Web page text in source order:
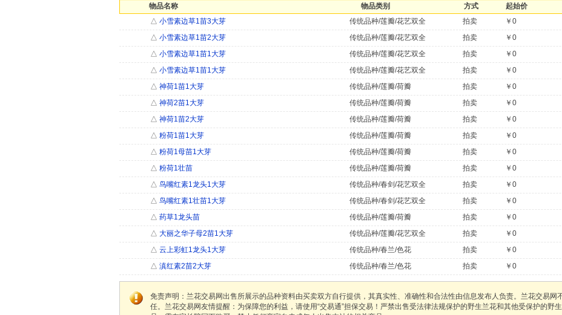
物品名称 物品类别 方式 起始价
△ 小雪素边草1苗3大芽 传统品种/莲瓣/花艺双全 拍卖 ￥0
△ 小雪素边草1苗2大芽 传统品种/莲瓣/花艺双全 拍卖 ￥0
△ 小雪素边草1苗1大芽 传统品种/莲瓣/花艺双全 拍卖 ￥0
△ 小雪素边草1苗1大芽 传统品种/莲瓣/花艺双全 拍卖 ￥0
△ 神荷1苗1大芽 传统品种/莲瓣/荷瓣 拍卖 ￥0
△ 神荷2苗1大芽 传统品种/莲瓣/荷瓣 拍卖 ￥0
△ 神荷1苗2大芽 传统品种/莲瓣/荷瓣 拍卖 ￥0
△ 粉荷1苗1大芽 传统品种/莲瓣/荷瓣 拍卖 ￥0
△ 粉荷1母苗1大芽 传统品种/莲瓣/荷瓣 拍卖 ￥0
△ 粉荷1壮苗 传统品种/莲瓣/荷瓣 拍卖 ￥0
△ 鸟嘴红素1龙头1大芽 传统品种/春剑/花艺双全 拍卖 ￥0
△ 鸟嘴红素1壮苗1大芽 传统品种/春剑/花艺双全 拍卖 ￥0
△ 药草1龙头苗 传统品种/莲瓣/荷瓣 拍卖 ￥0
△ 大丽之华子母2苗1大芽 传统品种/莲瓣/花艺双全 拍卖 ￥0
△ 云上彩虹1龙头1大芽 传统品种/春兰/色花 拍卖 ￥0
△ 滇红素2苗2大芽 传统品种/春兰/色花 拍卖 ￥0
免责声明：兰花交易网出售所展示的品种资料由买卖双方自行提供，其真实性、准确性和合法性由信息发布人负责。兰花交易网
任。兰花交易网友情提醒：为保障您的利益，请使用“交易通”担保交易！严禁出售受法律法规保护的野生兰花和其他受保护的野